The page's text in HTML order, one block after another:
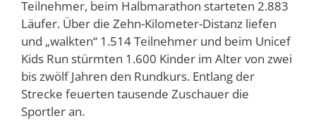
Teilnehmer, beim Halbmarathon starteten 2.883
Läufer. Über die Zehn-Kilometer-Distanz liefen
und „walkten“ 1.514 Teilnehmer und beim Unicef
Kids Run stürmten 1.600 Kinder im Alter von zwei
bis zwölf Jahren den Rundkurs. Entlang der
Strecke feuerten tausende Zuschauer die
Sportler an.